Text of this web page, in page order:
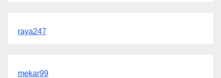
raya247
mekar99